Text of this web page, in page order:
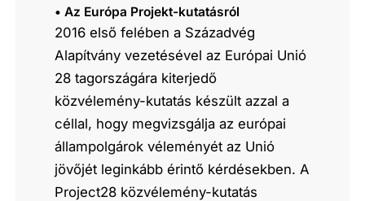
• Az Európa Projekt-kutatásról
2016 első felében a Századvég
Alapítvány vezetésével az Európai Unió
28 tagországára kiterjedő
közvélemény-kutatás készült azzal a
céllal, hogy megvizsgálja az európai
állampolgárok véleményét az Unió
jövőjét leginkább érintő kérdésekben. A
Project28 közvélemény-kutatás